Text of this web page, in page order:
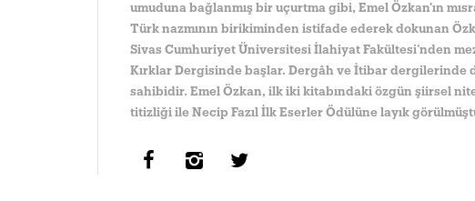
umuduna bağlanmış bir uçurtma gibi, Emel Özkan'ın
Türk nazmının birikiminden istifade ederek dokunan
Sivas Cumhuriyet Üniversitesi İlahiyat Fakültesi’nden
Kırklar Dergisinde başlar. Dergâh ve İtibar dergilerinde
sahibidir. Emel Özkan, ilk iki kitabındaki özgün şiirsel
titizliği ile Necip Fazıl İlk Eserler Ödülüne layık